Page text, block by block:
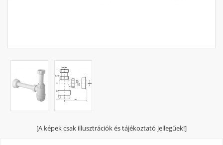
[A képek csak illusztrációk és tájékoztató jellegűek!]